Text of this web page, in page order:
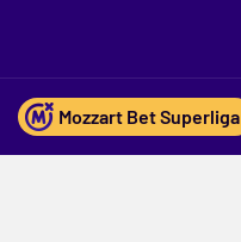
Mozzart Bet Superliga